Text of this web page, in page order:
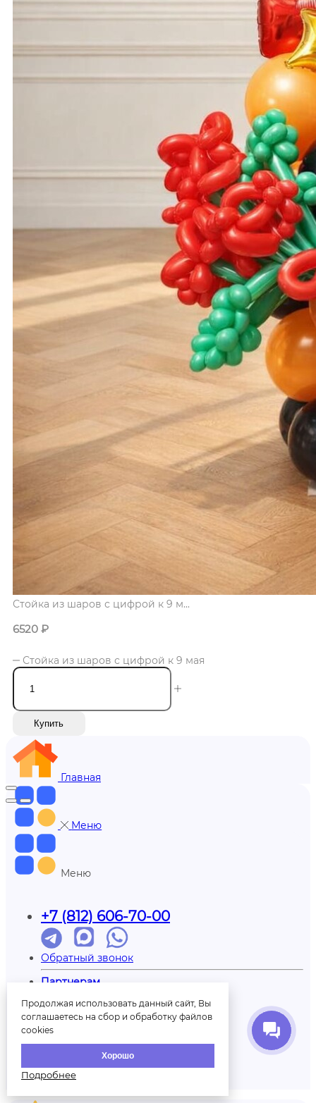
Стойка из шаров с цифрой к 9 м...
6520 ₽
Стойка из шаров с цифрой к 9 мая
Купить
Главная
Меню
Меню
+7 (812) 606-70-00
Обратный звонок
Партнерам
Отзывы
Оплата
Контакты
О нас
Вопрос/ответ
Печать на шарах
Палитра шаров
Продолжая использовать данный сайт, Вы
соглашаетесь на сбор и обработку файлов
cookies
Хорошо
Подробнее